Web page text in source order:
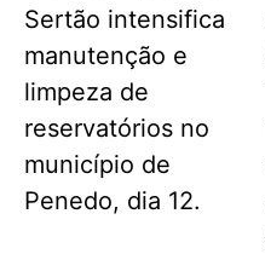
Sertão intensifica
manutenção e
limpeza de
reservatórios no
município de
Penedo, dia 12.